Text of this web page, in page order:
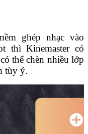
ghép nhạc vào
thì Kinemaster có
thể chèn nhiều lớp
tùy ý.